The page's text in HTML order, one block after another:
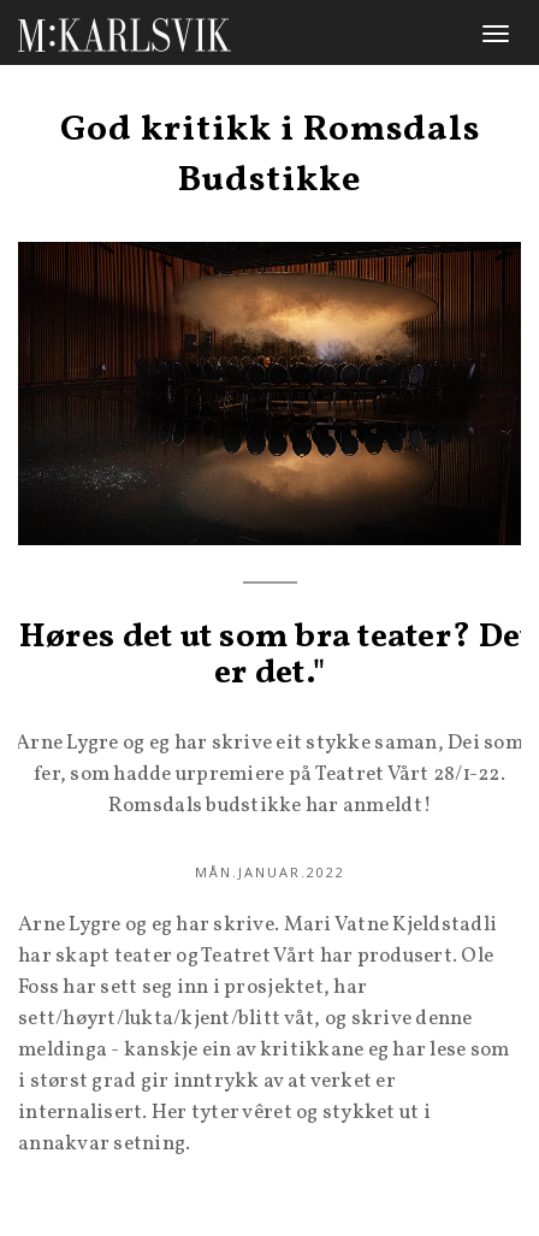
God kritikk i Romsdals
Budstikke
"Høres det ut som bra teater? Det
er det."
Arne Lygre og eg har skrive eit stykke saman, Dei som
fer, som hadde urpremiere på Teatret Vårt 28/1-22.
Romsdals budstikke har anmeldt!
MÅN.JANUAR.2022
Arne Lygre og eg har skrive. Mari Vatne Kjeldstadli
har skapt teater og Teatret Vårt har produsert. Ole
Foss har sett seg inn i prosjektet, har
sett/høyrt/lukta/kjent/blitt våt, og skrive denne
meldinga - kanskje ein av kritikkane eg har lese som
i størst grad gir inntrykk av at verket er
internalisert. Her tyter vêret og stykket ut i
annakvar setning.